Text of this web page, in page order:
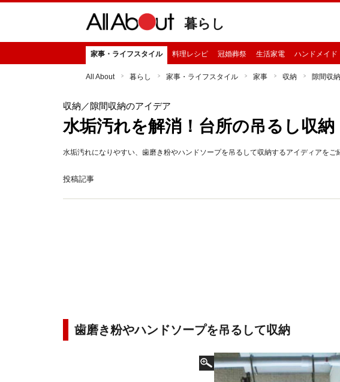
暮らし
家事・ライフスタイル 料理レシピ 冠婚葬祭 生活家電 ハンドメイド
All About 暮らし 家事・ライフスタイル 家事 収納 隙間収
収納 ／隙間収納のアイデア
水垢汚れを解消！台所の吊るし収納
水垢汚れになりやすい、歯磨き粉やハンドソープを吊るして収納するアイディアをご
投稿記事
歯磨き粉やハンドソープを吊るして収納